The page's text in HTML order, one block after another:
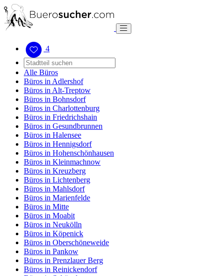
4
Alle Büros
Büros in Adlershof
Büros in Alt-Treptow
Büros in Bohnsdorf
Büros in Charlottenburg
Büros in Friedrichshain
Büros in Gesundbrunnen
Büros in Halensee
Büros in Hennigsdorf
Büros in Hohenschönhausen
Büros in Kleinmachnow
Büros in Kreuzberg
Büros in Lichtenberg
Büros in Mahlsdorf
Büros in Marienfelde
Büros in Mitte
Büros in Moabit
Büros in Neukölln
Büros in Köpenick
Büros in Oberschöneweide
Büros in Pankow
Büros in Prenzlauer Berg
Büros in Reinickendorf